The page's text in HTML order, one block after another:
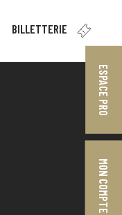
BILLETTERIE
ESPACE PRO
MON COMPTE